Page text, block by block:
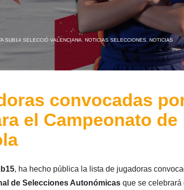
SUB14 SELECCIÓ VALENCIANA NOTICIAS SELECCIONES, NOTICIAS
convocadas
el Campeonato de
, ha hecho pública la lista de jugadoras
de Selecciones Autonómicasque se celebrará